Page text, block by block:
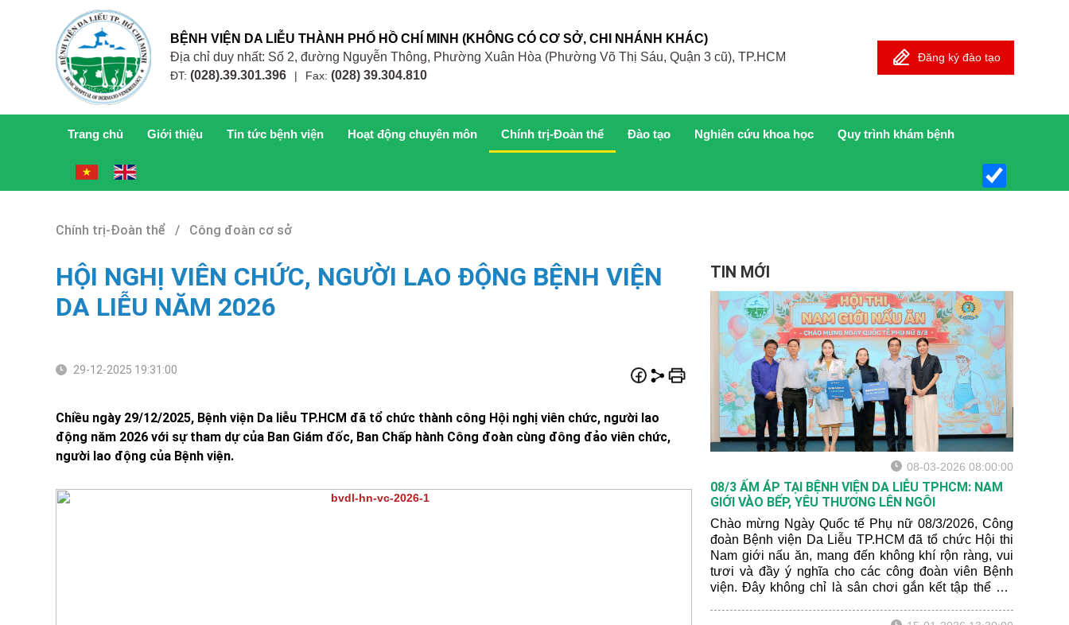
BỆNH VIỆN DA LIỄU THÀNH PHỐ HỒ CHÍ MINH (KHÔNG CÓ CƠ SỞ, CHI NHÁNH KHÁC)
Địa chỉ duy nhất: Số 2, đường Nguyễn Thông, Phường Xuân Hòa (Phường Võ Thị Sáu, Quận 3 cũ), TP.HCM
ĐT: (028).39.301.396 | Fax: (028) 39.304.810
Đăng ký đào tạo
Trang chủ Giới thiệu Tin tức bệnh viện Hoạt động chuyên môn Chính trị-Đoàn thể Đào tạo Nghiên cứu khoa học Quy trình khám bệnh
Chính trị-Đoàn thể / Công đoàn cơ sở
HỘI NGHỊ VIÊN CHỨC, NGƯỜI LAO ĐỘNG BỆNH VIỆN
DA LIỄU NĂM 2026
29-12-2025 19:31:00
Chiều ngày 29/12/2025, Bệnh viện Da liễu TP.HCM đã tổ chức thành công Hội nghị viên chức, người lao
động năm 2026 với sự tham dự của Ban Giám đốc, Ban Chấp hành Công đoàn cùng đông đảo viên chức,
người lao động của Bệnh viện.
TIN MỚI
08-03-2026 08:00:00
08/3 ẤM ÁP TẠI BỆNH VIỆN DA LIỄU TPHCM: NAM
GIỚI VÀO BẾP, YÊU THƯƠNG LÊN NGÔI
Chào mừng Ngày Quốc tế Phụ nữ 08/3/2026, Công
đoàn Bệnh viện Da Liễu TP.HCM đã tổ chức Hội thi
Nam giới nấu ăn, mang đến không khí rộn ràng, vui
tươi và đầy ý nghĩa cho các công đoàn viên Bệnh
viện. Đây không chỉ là sân chơi gắn kết tập thể mà
chia và bình đẳng trong gia đình và xã hội.